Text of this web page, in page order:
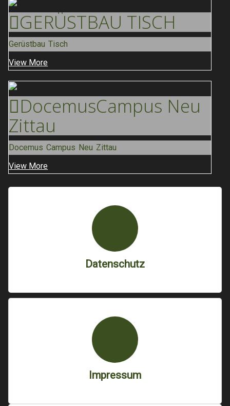
GERÜSTBAU TISCH
Gerüstbau Tisch
View More
DocemusCampus Neu
Zittau
Docemus Campus Neu Zittau
View More
Datenschutz
Impressum